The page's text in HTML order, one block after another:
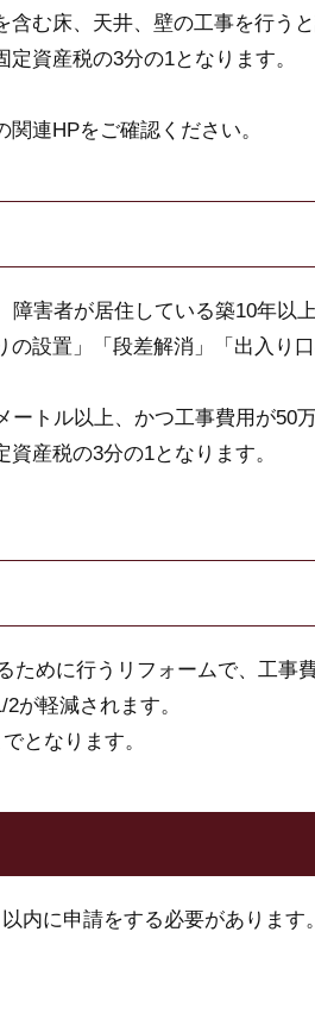
む床、天井、壁の工事を行う
資産税の3分の1となります。
連HPをご確認ください。
害者が居住している築10年以
設置」「段差解消」「出入り
トル以上、かつ工事費用が50
産税の3分の1となります。
めに行うリフォームで、工事
が軽減されます。
となります。
内に申請をする必要がありま